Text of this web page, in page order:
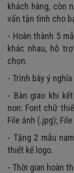
khách hàng, còn
vấn tận tình cho
- Hoàn thành 5
khác nhau, hỗ
chọn.
- Trình bày ý
- Bàn giao khi
non: Font chữ
File ảnh (.jpg);
- Tặng 2 mẫu
thiết kế logo.
- Thời gian hoàn